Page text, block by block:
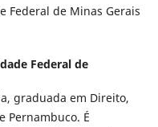
Federal de Minas Gerais
Federal de
graduada em Direito,
Pernambuco. É